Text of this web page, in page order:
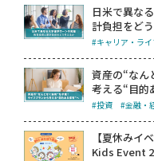
日米で異な
計負担をど
#キャリア・ライ
資産の“なん
考える“目的
#投資 #金融・
【夏休みイ
Kids Event